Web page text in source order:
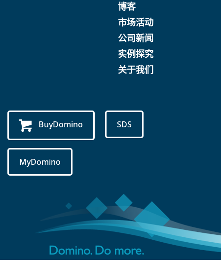
博客
市场活动
公司新闻
实例探究
关于我们
BuyDomino SDS
MyDomino